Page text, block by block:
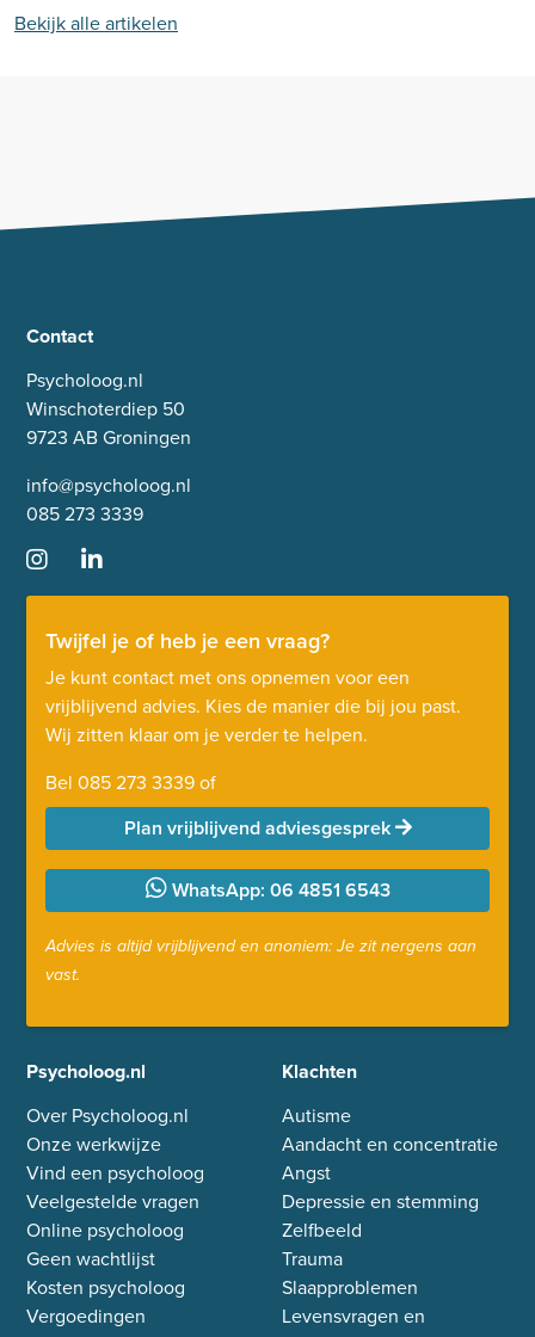
Bekijk alle artikelen
Contact
Psycholoog.nl
Winschoterdiep 50
9723 AB Groningen
info@psycholoog.nl
085 273 3339
Twijfel je of heb je een vraag?
Je kunt contact met ons opnemen voor een
vrijblijvend advies. Kies de manier die bij jou past.
Wij zitten klaar om je verder te helpen.
Bel 085 273 3339of
Plan vrijblijvend adviesgesprek
WhatsApp: 06 4851 6543
Advies is altijd vrijblijvend en anoniem: Je zit nergens aan
vast.
Psycholoog.nl
Over Psycholoog.nl
Onze werkwijze
Vind een psycholoog
Veelgestelde vragen
Online psycholoog
Geen wachtlijst
Kosten psycholoog
Vergoedingen
Klachten
Autisme
Aandacht en concentratie
Angst
Depressie en stemming
Zelfbeeld
Trauma
Slaapproblemen
Levensvragen en